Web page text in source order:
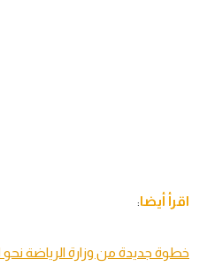
فيديو في الجول
اقرأ أيضا:
خطوة جديدة من وزارة الرياضة